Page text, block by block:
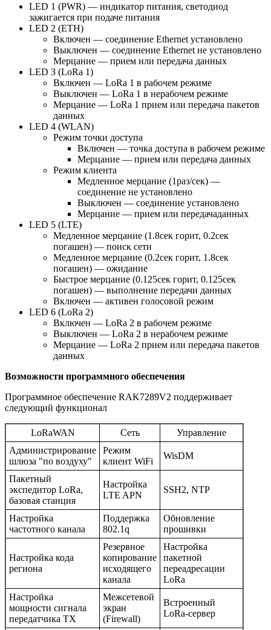
LED 1 (PWR) — индикатор питания, светодиод
зажигается при подаче питания
LED 2 (ETH)
Включен — соединение Ethernet установлено
Выключен — соединение Ethernet не установлено
Мерцание — прием или передача данных
LED 3 (LoRa 1)
Включен — LoRa 1 в рабочем режиме
Выключен — LoRa 1 в нерабочем режиме
Мерцание — LoRa 1 прием или передача пакетов
данных
LED 4 (WLAN)
Режим точки доступа
Включен — точка доступа в рабочем режиме
Мерцание — прием или передача данных
Режим клиента
Медленное мерцание (1раз/сек) —
соединение не установлено
Выключен — соединение установлено
Мерцание — прием или передачаданных
LED 5 (LTE)
Медленное мерцание (1.8сек горит, 0.2сек
погашен) — поиск сети
Медленное мерцание (0.2сек горит, 1.8сек
погашен) — ожидание
Быстрое мерцание (0.125сек горит, 0.125сек
погашен) — выполнение передачи данных
Включен — активен голосовой режим
LED 6 (LoRa 2)
Включен — LoRa 2 в рабочем режиме
Выключен — LoRa 2 в нерабочем режиме
Мерцание — LoRa 2 прием или передача пакетов
данных
Возможности программного обеспечения
Программное обеспечение RAK7289V2 поддерживает
следующий функционал
LoRaWAN Сеть
Управление
Администрирование
шлюза "по воздуху"
Режим
клиент WiFi
WisDM
Пакетный
экспедитор LoRa,
базовая станция
Настройка
LTE APN
SSH2, NTP
Настройка
частотного канала
Поддержка
802.1q
Обновление
прошивки
Настройка кода
региона
Резервное
копирование
исходящего
канала
Настройка
пакетной
переадресации
LoRa
Настройка
мощности сигнала
передатчика TX
Межсетевой
экран
(Firewall)
Встроенный
LoRa-сервер